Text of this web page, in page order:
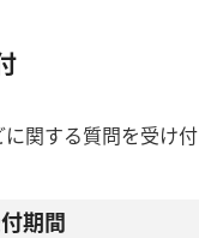
関する質問を受け
期間